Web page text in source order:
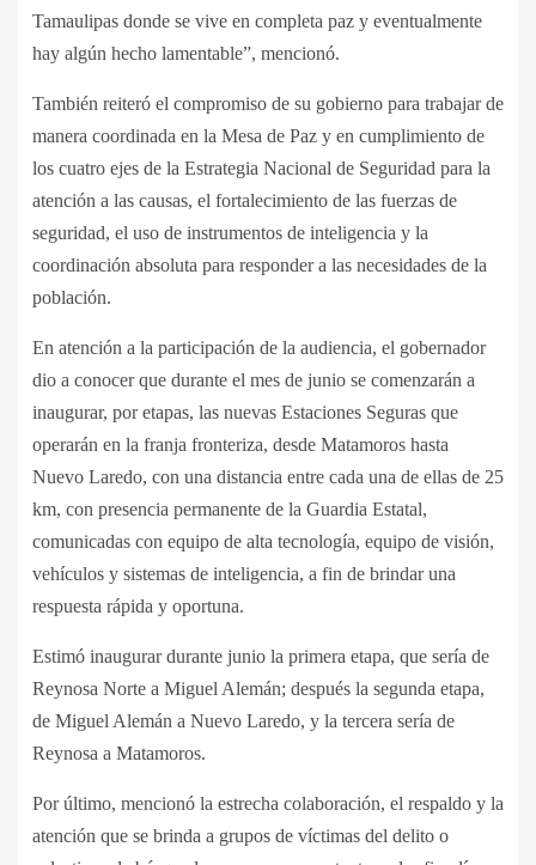
Tamaulipas donde se vive en completa paz y eventualmente
hay algún hecho lamentable”, mencionó.
También reiteró el compromiso de su gobierno para trabajar de
manera coordinada en la Mesa de Paz y en cumplimiento de
los cuatro ejes de la Estrategia Nacional de Seguridad para la
atención a las causas, el fortalecimiento de las fuerzas de
seguridad, el uso de instrumentos de inteligencia y la
coordinación absoluta para responder a las necesidades de la
población.
En atención a la participación de la audiencia, el gobernador
dio a conocer que durante el mes de junio se comenzarán a
inaugurar, por etapas, las nuevas Estaciones Seguras que
operarán en la franja fronteriza, desde Matamoros hasta
Nuevo Laredo, con una distancia entre cada una de ellas de 25
km, con presencia permanente de la Guardia Estatal,
comunicadas con equipo de alta tecnología, equipo de visión,
vehículos y sistemas de inteligencia, a fin de brindar una
respuesta rápida y oportuna.
Estimó inaugurar durante junio la primera etapa, que sería de
Reynosa Norte a Miguel Alemán; después la segunda etapa,
de Miguel Alemán a Nuevo Laredo, y la tercera sería de
Reynosa a Matamoros.
Por último, mencionó la estrecha colaboración, el respaldo y la
atención que se brinda a grupos de víctimas del delito o